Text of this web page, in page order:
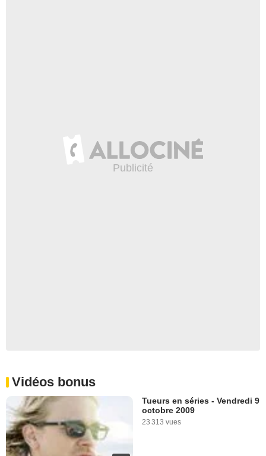
Vidéos bonus
Tueurs en séries - Vendredi 9
octobre 2009
23 313 vues